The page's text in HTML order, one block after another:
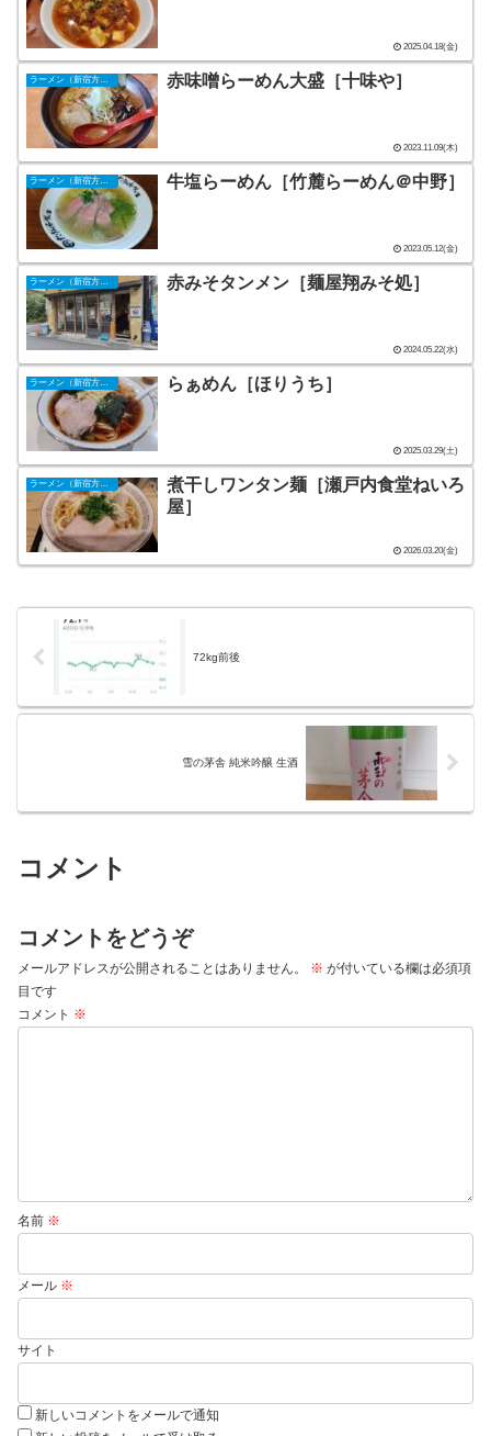
2025.04.18(金)
ラーメン（新宿方面） 赤味噌らーめん大盛［十味や］
2023.11.09(木)
ラーメン（新宿方面） 牛塩らーめん［竹麓らーめん＠中野］
2023.05.12(金)
ラーメン（新宿方面） 赤みそタンメン［麺屋翔みそ処］
2024.05.22(水)
ラーメン（新宿方面） らぁめん［ほりうち］
2025.03.29(土)
煮干しワンタン麺［瀬戸内食堂ねいろ
屋］
2026.03.20(金)
72kg前後
雪の茅舎 純米吟醸 生酒
コメント
コメントをどうぞ
メールアドレスが公開されることはありません。 ※ が付いている欄は必須項
目です
コメント ※
名前 ※
メール ※
サイト
新しいコメントをメールで通知